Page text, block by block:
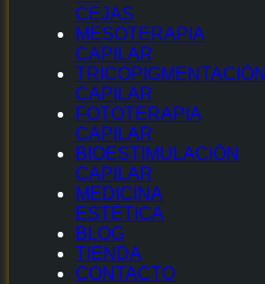
CEJAS
MESOTERAPIA
CAPILAR
TRICOPIGMENTACIÓN
CAPILAR
FOTOTERAPIA
CAPILAR
BIOESTIMULACIÓN
CAPILAR
MEDICINA
ESTÉTICA
BLOG
TIENDA
CONTACTO